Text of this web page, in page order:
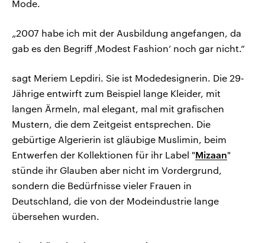
Mode.
„2007 habe ich mit der Ausbildung angefangen, da
gab es den Begriff ‚Modest Fashion‘ noch gar nicht.“
sagt Meriem Lepdiri. Sie ist Modedesignerin. Die 29-
Jährige entwirft zum Beispiel lange Kleider, mit
langen Ärmeln, mal elegant, mal mit grafischen
Mustern, die dem Zeitgeist entsprechen. Die
gebürtige Algerierin ist gläubige Muslimin, beim
Entwerfen der Kollektionen für ihr Label "Mizaan"
stünde ihr Glauben aber nicht im Vordergrund,
sondern die Bedürfnisse vieler Frauen in
Deutschland, die von der Modeindustrie lange
übersehen wurden.